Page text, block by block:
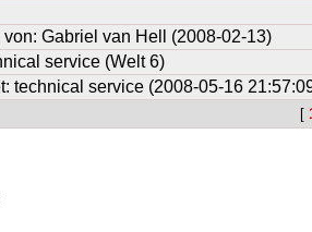
von: Gabriel van Hell
(2008-02-13)
service (Welt 6)
technical service (2008-05-16
[